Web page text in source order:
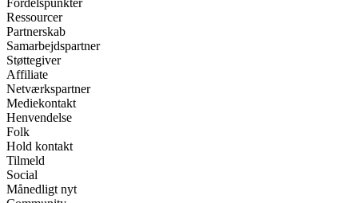
Ressourcer
Partnerskab
Samarbejdspartner
Støttegiver
Affiliate
Netværkspartner
Mediekontakt
Henvendelse
Folk
Hold kontakt
Tilmeld
Social
Månedligt nyt